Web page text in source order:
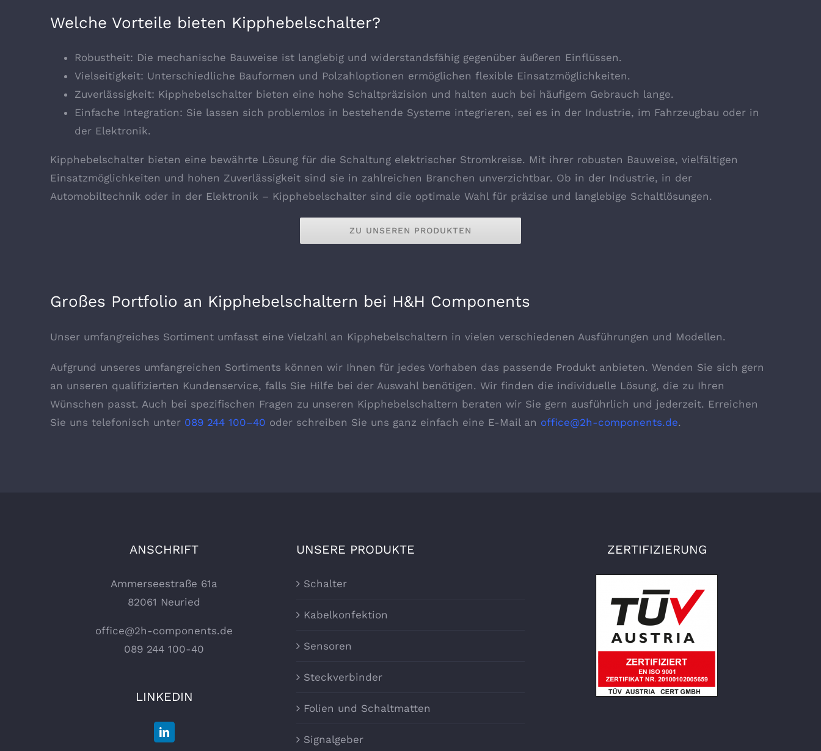
Welche Vorteile bieten Kipphebelschalter?
Robustheit: Die mechanische Bauweise ist langlebig und widerstandsfähig gegenüber äußeren Einflüssen.
Vielseitigkeit: Unterschiedliche Bauformen und Polzahloptionen ermöglichen flexible Einsatzmöglichkeiten.
Zuverlässigkeit: Kipphebelschalter bieten eine hohe Schaltpräzision und halten auch bei häufigem Gebrauch lange.
Einfache Integration: Sie lassen sich problemlos in bestehende Systeme integrieren, sei es in der Industrie, im Fahrzeugbau oder in
der Elektronik.
Kipphebelschalter bieten eine bewährte Lösung für die Schaltung elektrischer Stromkreise. Mit ihrer robusten Bauweise, vielfältigen
Einsatzmöglichkeiten und hohen Zuverlässigkeit sind sie in zahlreichen Branchen unverzichtbar. Ob in der Industrie, in der
Automobiltechnik oder in der Elektronik – Kipphebelschalter sind die optimale Wahl für präzise und langlebige Schaltlösungen.
ZU UNSEREN PRODUKTEN
Großes Portfolio an Kipphebelschaltern bei H&H Components
Unser umfangreiches Sortiment umfasst eine Vielzahl an Kipphebelschaltern in vielen verschiedenen Ausführungen und Modellen.
Aufgrund unseres umfangreichen Sortiments können wir Ihnen für jedes Vorhaben das passende Produkt anbieten. Wenden Sie sich gern
an unseren qualifizierten Kundenservice, falls Sie Hilfe bei der Auswahl benötigen. Wir finden die individuelle Lösung, die zu Ihren
Wünschen passt. Auch bei spezifischen Fragen zu unseren Kipphebelschaltern beraten wir Sie gern ausführlich und jederzeit. Erreichen
Sie uns telefonisch unter 089 244 100–40 oder schreiben Sie uns ganz einfach eine E-Mail an office@2h-components.de.
ANSCHRIFT
Ammerseestraße 61a
82061 Neuried
office@2h-components.de
089 244 100-40
LINKEDIN
UNSERE PRODUKTE
Schalter
Kabelkonfektion
Sensoren
Steckverbinder
Folien und Schaltmatten
Signalgeber
ZERTIFIZIERUNG